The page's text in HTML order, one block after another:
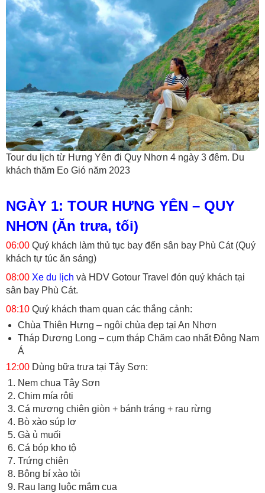
Tour du lịch từ Hưng Yên đi Quy Nhơn 4 ngày 3 đêm. Du
khách thăm Eo Gió năm 2023
NGÀY 1: TOUR HƯNG YÊN – QUY
NHƠN (Ăn trưa, tối)
06:00 Quý khách làm thủ tục bay đến sân bay Phù Cát (Quý
khách tự túc ăn sáng)
08:00 Xe du lịch và HDV Gotour Travel đón quý khách tại
sân bay Phù Cát.
08:10 Quý khách tham quan các thắng cảnh:
Chùa Thiên Hưng – ngôi chùa đẹp tại An Nhơn
Tháp Dương Long – cụm tháp Chăm cao nhất Đông Nam
Á
12:00 Dùng bữa trưa tại Tây Sơn:
Nem chua Tây Sơn
Chim mía rôti
Cá mương chiên giòn + bánh tráng + rau rừng
Bò xào súp lơ
Gà ủ muối
Cá bóp kho tộ
Trứng chiên
Bông bí xào tỏi
Rau lang luộc mắm cua